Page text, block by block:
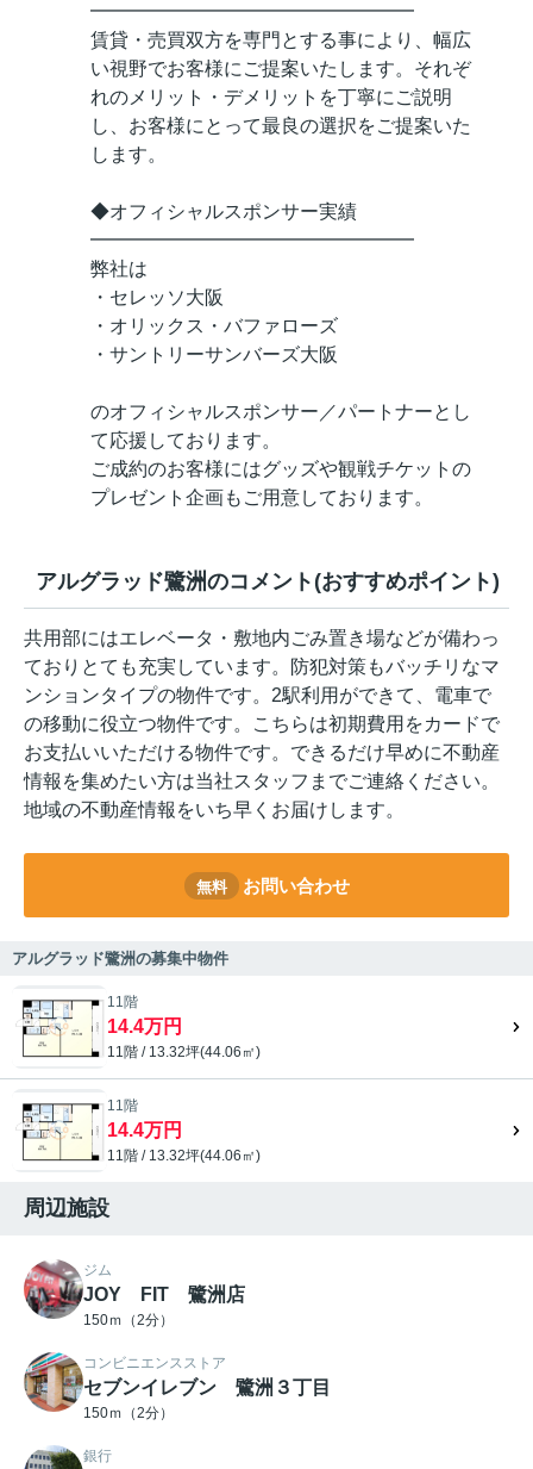
━━━━━━━━━━━━━━━━━
賃貸・売買双方を専門とする事により、幅広
い視野でお客様にご提案いたします。それぞ
れのメリット・デメリットを丁寧にご説明
し、お客様にとって最良の選択をご提案いた
します。
◆オフィシャルスポンサー実績
━━━━━━━━━━━━━━━━━
弊社は
・セレッソ大阪
・オリックス・バファローズ
・サントリーサンバーズ大阪
のオフィシャルスポンサー／パートナーとし
て応援しております。
ご成約のお客様にはグッズや観戦チケットの
プレゼント企画もご用意しております。
アルグラッド鷺洲のコメント(おすすめポイント)
共用部にはエレベータ・敷地内ごみ置き場などが備わっ
ておりとても充実しています。防犯対策もバッチリなマ
ンションタイプの物件です。2駅利用ができて、電車で
の移動に役立つ物件です。こちらは初期費用をカードで
お支払いいただける物件です。できるだけ早めに不動産
情報を集めたい方は当社スタッフまでご連絡ください。
地域の不動産情報をいち早くお届けします。
無料 お問い合わせ
アルグラッド鷺洲の募集中物件
11階
14.4万円
11階 / 13.32坪(44.06㎡)
11階
14.4万円
11階 / 13.32坪(44.06㎡)
周辺施設
ジム
JOY FIT 鷺洲店
150ｍ（2分）
コンビニエンスストア
セブンイレブン 鷺洲３丁目
150ｍ（2分）
銀行